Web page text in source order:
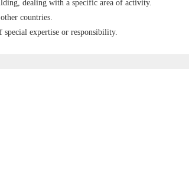
dealing with a specific area of activity.
countries.
special expertise or responsibility.